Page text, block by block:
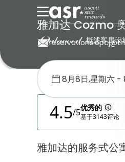
概述客房设
雅加达 Cozmo
首页 奥克伍德 印度尼西亚
雅加达的服务式公